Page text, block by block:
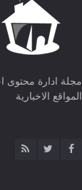
مجلة ادارة محتوى
المواقع الاخبارية